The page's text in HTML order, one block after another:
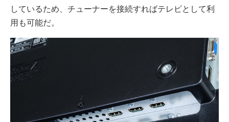
しているため、チューナーを接続すればテレビとして利
用も可能だ。